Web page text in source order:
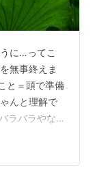
に…ってこ
無事終えま
と＝頭で準備
んと理解で
ラバラやな